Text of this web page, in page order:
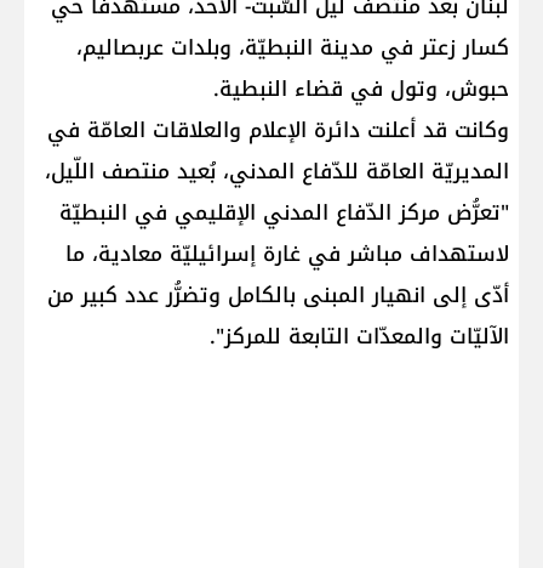
كسار زعتر في مدينة النبطيّة، وبلدات عربصاليم،
حبوش، وتول في قضاء ​النبطية​.
وكانت قد أعلنت دائرة الإعلام والعلاقات العامّة في
المديريّة العامّة للدّفاع المدني، بُعيد منتصف اللّيل،
"تعرُّض مركز الدّفاع المدني الإقليمي في النبطيّة
لاستهداف مباشر في غارة إسرائيليّة معادية، ما
أدّى إلى انهيار المبنى بالكامل وتضرُّر عدد كبير من
الآليّات والمعدّات التابعة للمركز".